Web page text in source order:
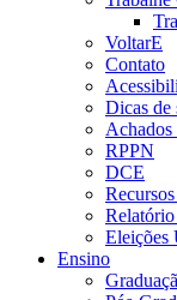
VoltarE
Contato
Dicas de
Achados
RPPN
DCE
Eleições
Ensino